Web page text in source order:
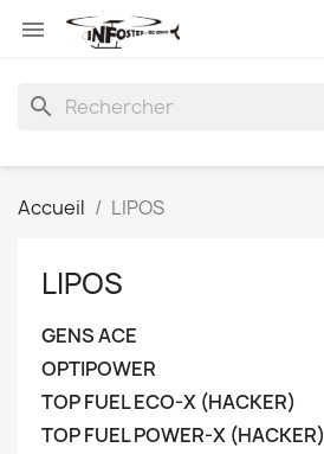

search
Accueil LIPOS
LIPOS
GENS ACE
OPTIPOWER
TOP FUEL ECO-X (HACKER)
TOP FUEL POWER-X (HACKER)